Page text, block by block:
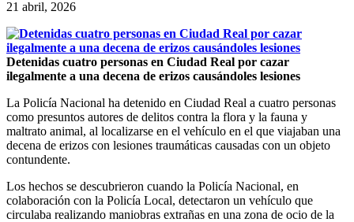
21 abril, 2026
Detenidas cuatro personas en Ciudad Real por cazar
ilegalmente a una decena de erizos causándoles lesiones
La Policía Nacional ha detenido en Ciudad Real a cuatro personas
como presuntos autores de delitos contra la flora y la fauna y
maltrato animal, al localizarse en el vehículo en el que viajaban una
decena de erizos con lesiones traumáticas causadas con un objeto
contundente.
Los hechos se descubrieron cuando la Policía Nacional, en
colaboración con la Policía Local, detectaron un vehículo que
circulaba realizando maniobras extrañas en una zona de ocio de la